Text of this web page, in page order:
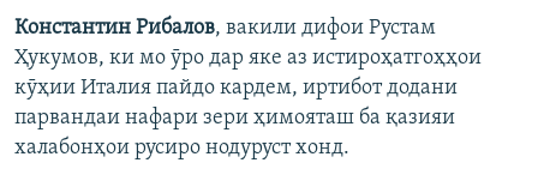
Константин Рибалов, вакили дифои Рустам
Ҳукумов, ки мо ӯро дар яке аз истироҳатгоҳҳои
кӯҳии Италия пайдо кардем, иртибот додани
парвандаи нафари зери ҳимояташ ба қазияи
халабонҳои русиро нодуруст хонд.